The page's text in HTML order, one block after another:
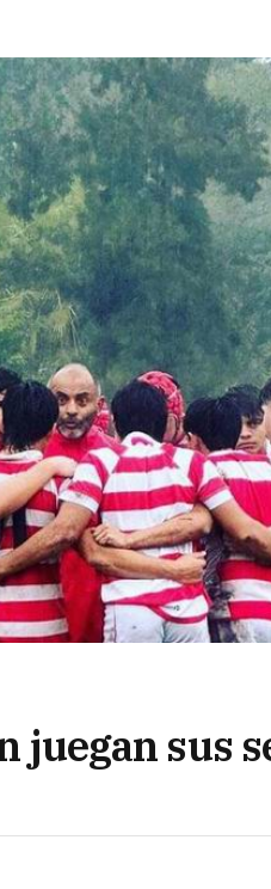
juegan sus